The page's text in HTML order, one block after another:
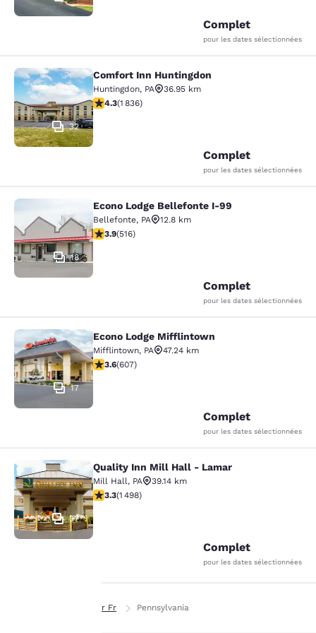
Complet
pour les dates sélectionnées
Comfort Inn Huntingdon
32
Comfort Inn Huntingdon
Huntingdon, PA
36.95 km
4.27 étoiles. Excellent. 1836 commentaires
4.3(1 836)
Complet
pour les dates sélectionnées
Econo Lodge Bellefonte I-99
18
Econo Lodge Bellefonte I-99
Bellefonte, PA
12.8 km
3.92 étoiles. Bien. 516 commentaires
3.9(516)
Complet
pour les dates sélectionnées
Econo Lodge Mifflintown
17
Econo Lodge Mifflintown
Mifflintown, PA
47.24 km
3.63 étoiles. Bien. 607 commentaires
3.6(607)
Complet
pour les dates sélectionnées
Quality Inn Mill Hall - Lamar
37
Quality Inn Mill Hall - Lamar
Mill Hall, PA
39.14 km
3.32 étoiles. Bien. 1498 commentaires
3.3(1 498)
Complet
pour les dates sélectionnées
Fr Fr Pennsylvania